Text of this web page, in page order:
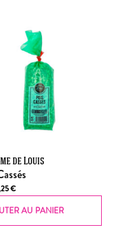
de Louis
€
AU PANIER